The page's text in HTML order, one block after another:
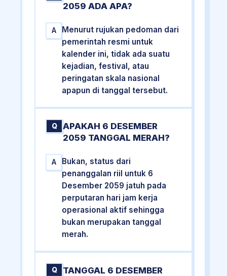
2059 ADA APA?
A
Menurut rujukan pedoman dari
pemerintah resmi untuk
kalender ini, tidak ada suatu
kejadian, festival, atau
peringatan skala nasional
apapun di tanggal tersebut.
Q
APAKAH 6 DESEMBER
2059 TANGGAL MERAH?
A
Bukan, status dari
penanggalan riil untuk 6
Desember 2059 jatuh pada
perputaran hari jam kerja
operasional aktif sehingga
bukan merupakan tanggal
merah.
Q
TANGGAL 6 DESEMBER